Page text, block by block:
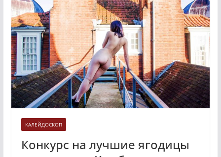
КАЛЕЙДОСКОП
Конкурс на лучшие ягодицы